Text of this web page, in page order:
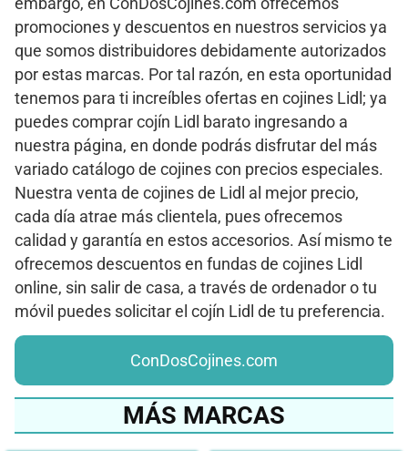
embargo, en ConDosCojines.com ofrecemos
promociones y descuentos en nuestros servicios ya
que somos distribuidores debidamente autorizados
por estas marcas. Por tal razón, en esta oportunidad
tenemos para ti increíbles ofertas en cojines Lidl; ya
puedes comprar cojín Lidl barato ingresando a
nuestra página, en donde podrás disfrutar del más
variado catálogo de cojines con precios especiales.
Nuestra venta de cojines de Lidl al mejor precio,
cada día atrae más clientela, pues ofrecemos
calidad y garantía en estos accesorios. Así mismo te
ofrecemos descuentos en fundas de cojines Lidl
online, sin salir de casa, a través de ordenador o tu
móvil puedes solicitar el cojín Lidl de tu preferencia.
ConDosCojines.com
MÁS MARCAS